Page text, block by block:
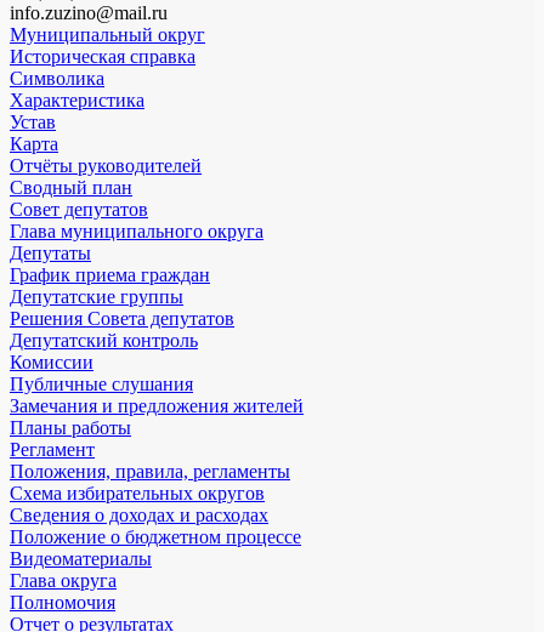
info.zuzino@mail.ru
Муниципальный округ
Историческая справка
Символика
Характеристика
Устав
Карта
Отчёты руководителей
Сводный план
Совет депутатов
Глава муниципального округа
Депутаты
График приема граждан
Депутатские группы
Решения Совета депутатов
Депутатский контроль
Комиссии
Публичные слушания
Замечания и предложения жителей
Планы работы
Регламент
Положения, правила, регламенты
Схема избирательных округов
Сведения о доходах и расходах
Положение о бюджетном процессе
Видеоматериалы
Глава округа
Полномочия
Отчет о результатах